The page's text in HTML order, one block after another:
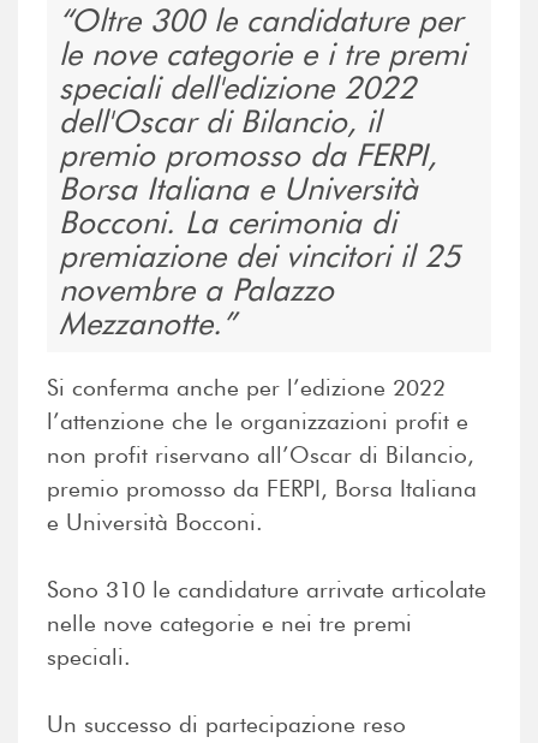
Oltre 300 le candidature per
le nove categorie e i tre premi
speciali dell'edizione 2022
dell'Oscar di Bilancio, il
premio promosso da FERPI,
Borsa Italiana e Università
Bocconi. La cerimonia di
premiazione dei vincitori il 25
novembre a Palazzo
Mezzanotte.
Si conferma anche per l’edizione 2022
l’attenzione che le organizzazioni profit e
non profit riservano all’Oscar di Bilancio,
premio promosso da FERPI, Borsa Italiana
e Università Bocconi.
Sono 310 le candidature arrivate articolate
nelle nove categorie e nei tre premi
speciali.
Un successo di partecipazione reso